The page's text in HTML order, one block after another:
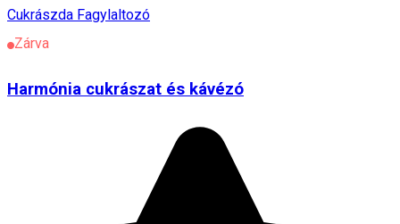
Cukrászda Fagylaltozó
Zárva
Harmónia cukrászat és kávézó